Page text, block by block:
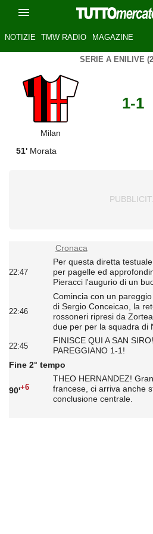
NOTIZIE TMW RADIO MAGAZINE
SERIE A ENILIVE
Milan
1-1
51' Morata
Cronaca
22:47
Per questa diretta
per pagelle ed
Pieracci l'augurio di un
22:46
Comincia con un
di Sergio Conceicao, la
rossoneri ripresi da
due per per la squadra di
22:45
FINISCE QUI A SAN
PAREGGIANO 1-1!
Fine 2° tempo
90'+6
THEO HERNANDEZ!
francese, ci arriva anche
conclusione centrale.